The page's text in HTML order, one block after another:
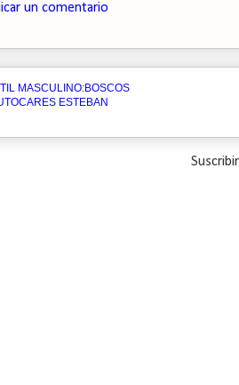
un comentario
MASCULINO:BOSCOS
ESTEBAN